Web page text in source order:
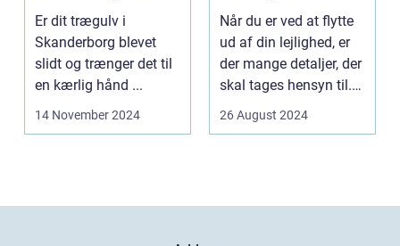
Er dit trægulv i
Skanderborg blevet
slidt og trænger det til
en kærlig hånd ...
14 November 2024
overvejelser
Når du er ved at flytte
ud af din lejlighed, er
der mange detaljer, der
skal tages hensyn til.
En af...
26 August 2024